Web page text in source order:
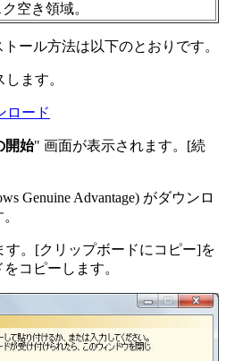
空き領域。
ール方法は以下のとおりです。
ます。
ロード
開始" 画面が表示されます。[続
Genuine Advantage) がダウンロ
す。[クリップボードにコピー]を
コピーします。